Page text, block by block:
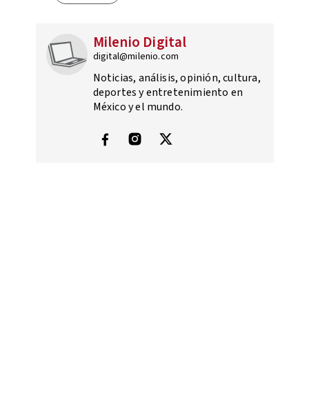
Milenio Digital
digital@milenio.com
Noticias, análisis, opinión, cultura,
deportes y entretenimiento en
México y el mundo.